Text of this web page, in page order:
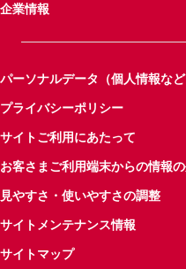
企業情報
パーソナルデータ（個人情報な
プライバシーポリシー
サイトご利用にあたって
お客さまご利用端末からの情報
見やすさ・使いやすさの調整
サイトメンテナンス情報
サイトマップ